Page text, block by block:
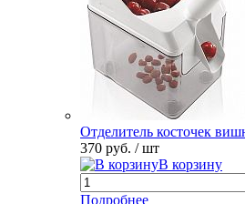
Отделитель косточек
370 руб. / шт
В корзину
Подробнее